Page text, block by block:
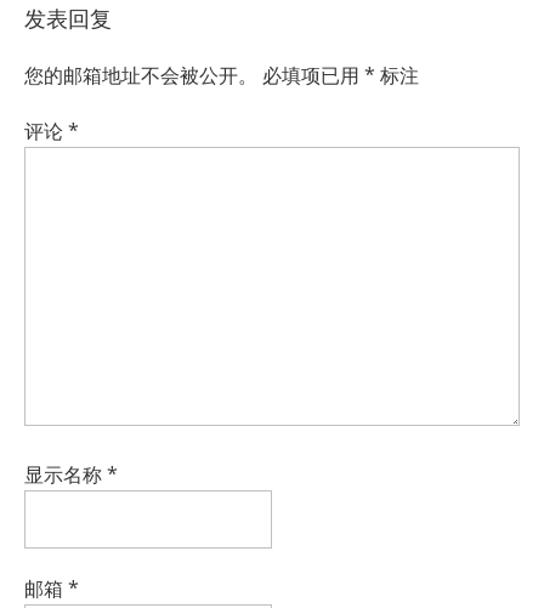
发表回复
您的邮箱地址不会被公开。 必填项已用 * 标注
评论*
显示名称*
邮箱 *